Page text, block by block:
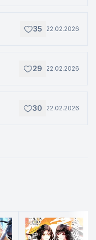
35 22.02.2026
29 22.02.2026
30 22.02.2026